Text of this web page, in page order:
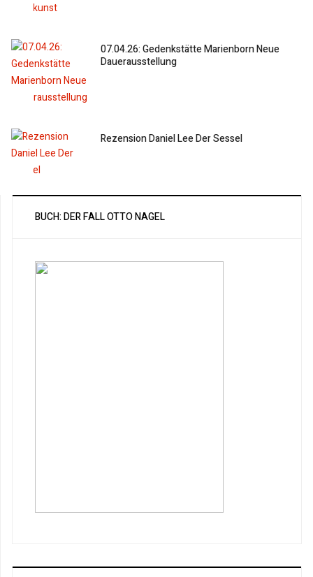
07.04.26: Gedenkstätte Marienborn Neue
Dauerausstellung
Rezension Daniel Lee Der Sessel
BUCH: DER FALL OTTO NAGEL